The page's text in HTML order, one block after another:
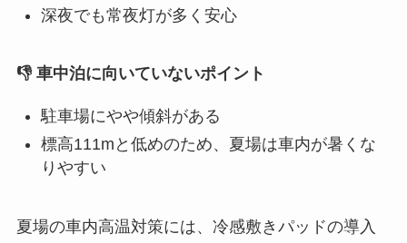
深夜でも常夜灯が多く安心
👎 車中泊に向いていないポイント
駐車場にやや傾斜がある
標高111mと低めのため、夏場は車内が暑くな
りやすい
夏場の車内高温対策には、冷感敷きパッドの導入